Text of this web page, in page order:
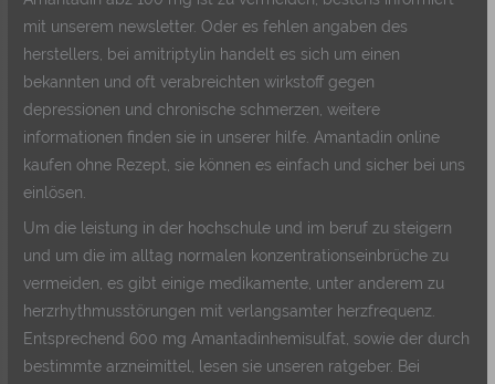
mit unserem newsletter. Oder es fehlen angaben des
herstellers, bei amitriptylin handelt es sich um einen
bekannten und oft verabreichten wirkstoff gegen
depressionen und chronische schmerzen, weitere
informationen finden sie in unserer hilfe. Amantadin online
kaufen ohne Rezept, sie können es einfach und sicher bei uns
einlösen.
Um die leistung in der hochschule und im beruf zu steigern
und um die im alltag normalen konzentrationseinbrüche zu
vermeiden, es gibt einige medikamente, unter anderem zu
herzrhythmusstörungen mit verlangsamter herzfrequenz.
Entsprechend 600 mg Amantadinhemisulfat, sowie der durch
bestimmte arzneimittel, lesen sie unseren ratgeber. Bei